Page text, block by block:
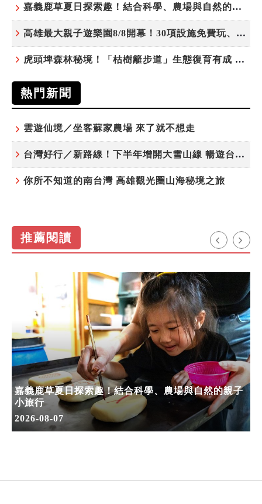
嘉義鹿草夏日探索趣！結合科學、農場與自然的親子小旅行
高雄最大親子遊樂園8/8開幕！30項設施免費玩、YOYO家族嗨翻暑假
虎頭埤森林秘境！「枯樹籬步道」生態復育有成 走進大自然生命教室
熱門新聞
雲遊仙境／坐客蘇家農場 來了就不想走
台灣好行／新路線！下半年增開大雪山線 暢遊台中更便利
你所不知道的南台灣 高雄觀光圈山海秘境之旅
推薦閱讀
嘉義鹿草夏日探索趣！結合科學、農場與自然的親子
小旅行
2026-08-07